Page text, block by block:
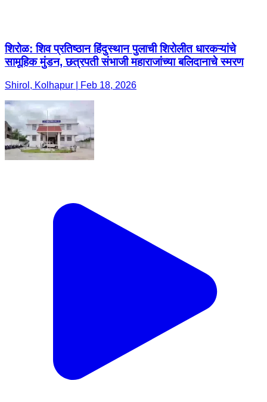
शिरोळ: शिव प्रतिष्ठान हिंदुस्थान पुलाची शिरोलीत धारकऱ्यांचे
सामूहिक मुंडन, छत्रपती संभाजी महाराजांच्या बलिदानाचे स्मरण
Shirol, Kolhapur | Feb 18, 2026